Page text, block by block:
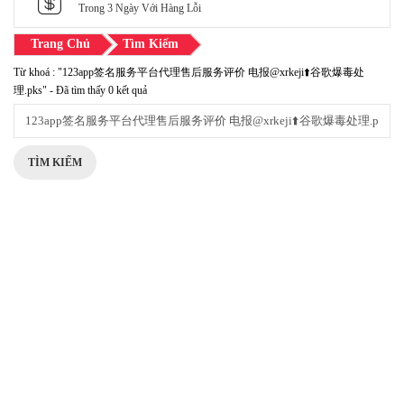
Trong 3 Ngày Với Hàng Lỗi
Trang Chủ Tìm Kiếm
Từ khoá : "123app签名服务平台代理售后服务评价 电报@xrkeji⬆️谷歌爆毒处
理.pks" - Đã tìm thấy 0 kết quả
TÌM KIẾM